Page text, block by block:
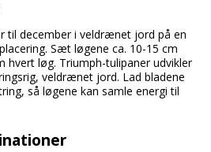
til december i veldrænet jord på en
Sæt løgene ca. 10-15 cm
hvert løg. Triumph-tulipaner udvikler
veldrænet jord. Lad bladene
så løgene kan samle energi til